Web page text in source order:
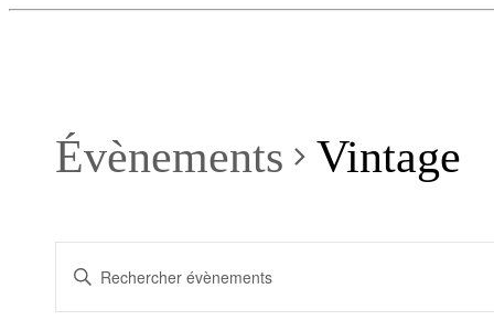
Évènements Vintage
et
navigation
Saisir
mot-